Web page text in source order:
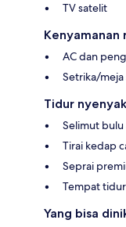
TV satelit
Kenyamanan
AC dan
Setrika/
Tidur nyenyak
Selimut bulu
Tirai kedap
Seprai
Tempat
Yang bisa